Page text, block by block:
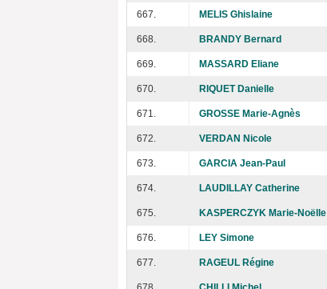
667. MELIS Ghislaine
668. BRANDY Bernard
669. MASSARD Eliane
670. RIQUET Danielle
671. GROSSE Marie-Agnès
672. VERDAN Nicole
673. GARCIA Jean-Paul
674. LAUDILLAY Catherine
675. KASPERCZYK Marie-Noëlle
676. LEY Simone
677. RAGEUL Régine